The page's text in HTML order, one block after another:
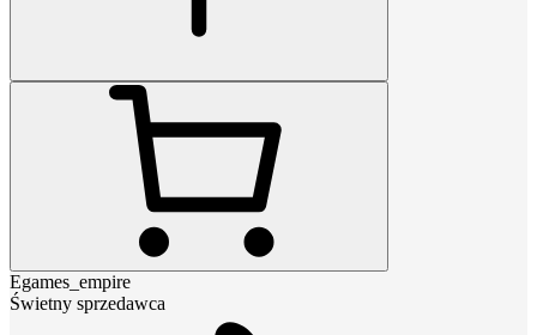
Egames_empire
Świetny sprzedawca